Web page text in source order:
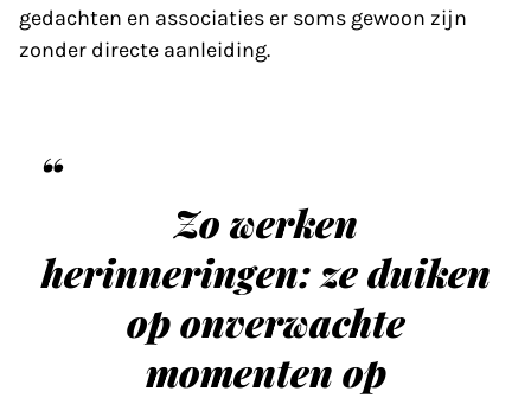
gedachten en associaties er soms gewoon zijn
zonder directe aanleiding.
Zo werken
herinneringen: ze duiken
op onverwachte
momenten op